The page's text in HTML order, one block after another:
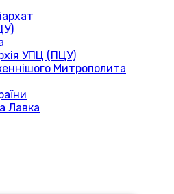
УПЦ (ПЦУ)
Митрополита
Лавка